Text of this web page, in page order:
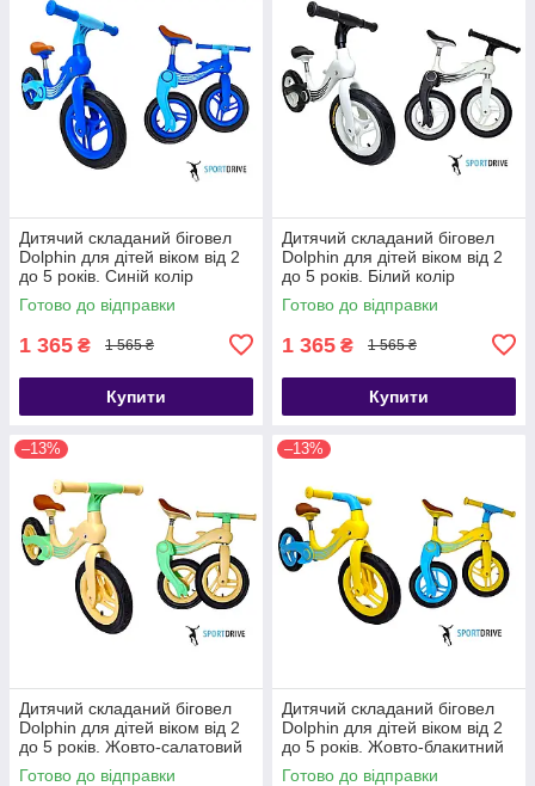
Дитячий складаний біговел
Dolphin для дітей віком від 2
до 5 років. Синій колір
Готово до відправки
1 365 ₴ 1 565 ₴
Купити
Дитячий складаний біговел
Dolphin для дітей віком від 2
до 5 років. Білий колір
Готово до відправки
1 365 ₴ 1 565 ₴
Купити
–13%
Дитячий складаний біговел
Dolphin для дітей віком від 2
до 5 років. Жовто-салатовий
Готово до відправки
–13%
Дитячий складаний біговел
Dolphin для дітей віком від 2
до 5 років. Жовто-блакитний
Готово до відправки